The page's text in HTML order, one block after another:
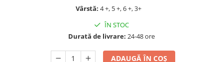
LEGO Creator Expert
LEGO Speed Champions
Vârstă: 4 +, 5 +, 6 +, 3+
ÎN STOC
Durată de livrare: 24-48 ore
ADAUGĂ ÎN COȘ